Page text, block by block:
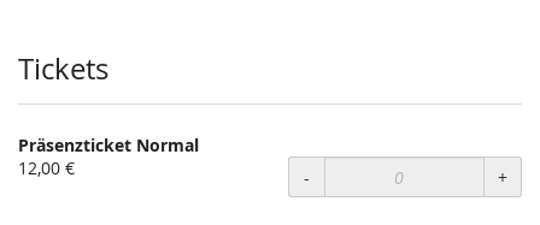
Tickets
Präsenzticket Normal
12,00 €
- +